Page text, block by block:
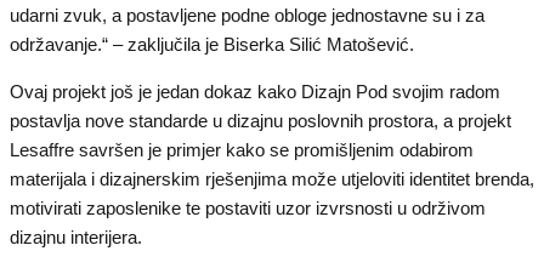
udarni zvuk, a postavljene podne obloge jednostavne su i za
održavanje.“ – zaključila je Biserka Silić Matošević.
Ovaj projekt još je jedan dokaz kako Dizajn Pod svojim radom
postavlja nove standarde u dizajnu poslovnih prostora, a projekt
Lesaffre savršen je primjer kako se promišljenim odabirom
materijala i dizajnerskim rješenjima može utjeloviti identitet brenda,
motivirati zaposlenike te postaviti uzor izvrsnosti u održivom
dizajnu interijera.